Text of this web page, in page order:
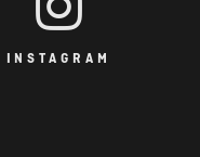
INSTAGRAM